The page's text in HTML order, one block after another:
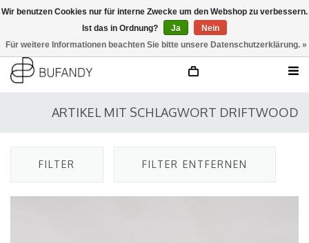
ARTIKEL MIT SCHLAGWORT DRIFTWOOD
FILTER FILTER ENTFERNEN
Wir benutzen Cookies nur für interne Zwecke um den Webshop zu verbessern.
Ist das in Ordnung?
Ja
Nein
Für weitere Informationen beachten Sie bitte unsere Datenschutzerklärung. »